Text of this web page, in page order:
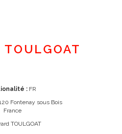
TOULGOAT
:FR
Fontenay sous Bois
France